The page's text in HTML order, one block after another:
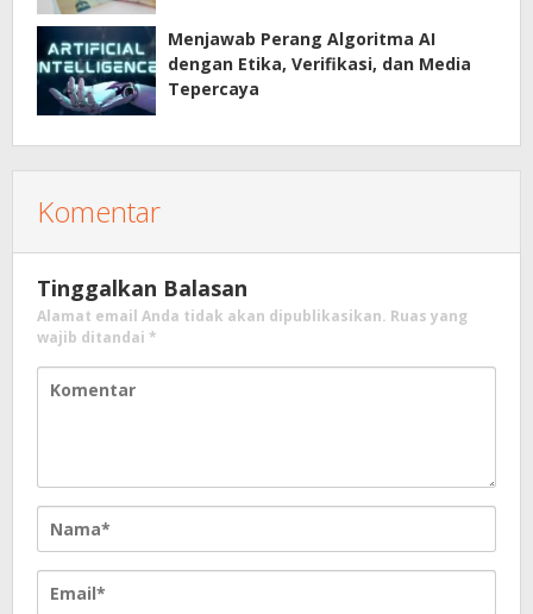
Menjawab Perang Algoritma AI
dengan Etika, Verifikasi, dan Media
Tepercaya
Komentar
Tinggalkan Balasan
Alamat email Anda tidak akan dipublikasikan. Ruas yang
wajib ditandai *